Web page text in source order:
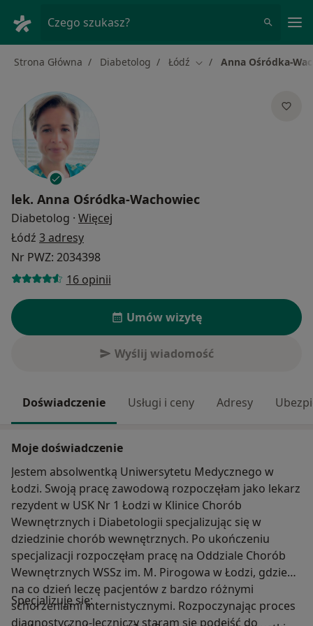
Czego szukasz?
Strona Główna Diabetolog Łódź Zmień miasto
Anna Ośródka-
lek. Anna Ośródka-Wachowiec
Diabetolog · Więcej
Łódź 3 adresy
Nr PWZ: 2034398
16 opinii
Umów wizytę
Wyślij wiadomość
Doświadczenie Usługi i ceny Adresy
Moje doświadczenie
Jestem absolwentką Uniwersytetu Medycznego w
Łodzi. Swoją pracę zawodową rozpoczęłam jako lekarz
rezydent w USK Nr 1 Łodzi w Klinice Chorób
Wewnętrznych i Diabetologii specjalizując się w
dziedzinie chorób wewnętrznych. Po ukończeniu
specjalizacji rozpoczęłam pracę na Oddziale Chorób
Wewnętrznych WSSz im. M. Pirogowa w Łodzi, gdzie
na co dzień leczę pacjentów z bardzo różnymi
schorzeniami internistycznymi. Rozpoczynając proces
diagnostyczno-leczniczy staram się podejść do
Specjalizuję się: